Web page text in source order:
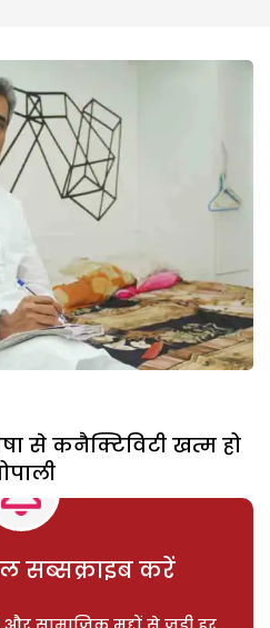
से कनैक्टिविटी खत्म हो
सब्सक्राइब करें